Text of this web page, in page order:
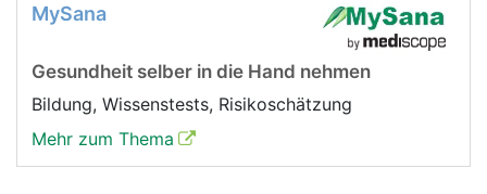
MySana
Gesundheit selber in die Hand nehmen
Bildung, Wissenstests, Risikoschätzung
Mehr zum Thema